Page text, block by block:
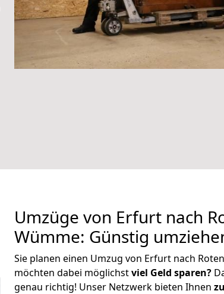
Umzüge von Erfurt nach
Wümme: Günstig
Sie planen einen Umzug von Erfurt nach
möchten dabei möglichstviel Geld sparen?
genau richtig! Unser Netzwerk bieten Ihnen